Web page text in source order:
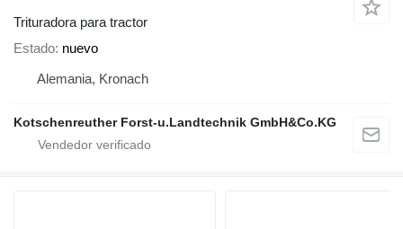
Trituradora para tractor
Estado nuevo
Alemania, Kronach
Kotschenreuther Forst-u.Landtechnik GmbH&Co.KG